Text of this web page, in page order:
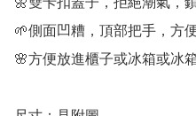
🌱側面凹糟，頂部把手，方
🌸方便放進櫃子或冰箱或冰